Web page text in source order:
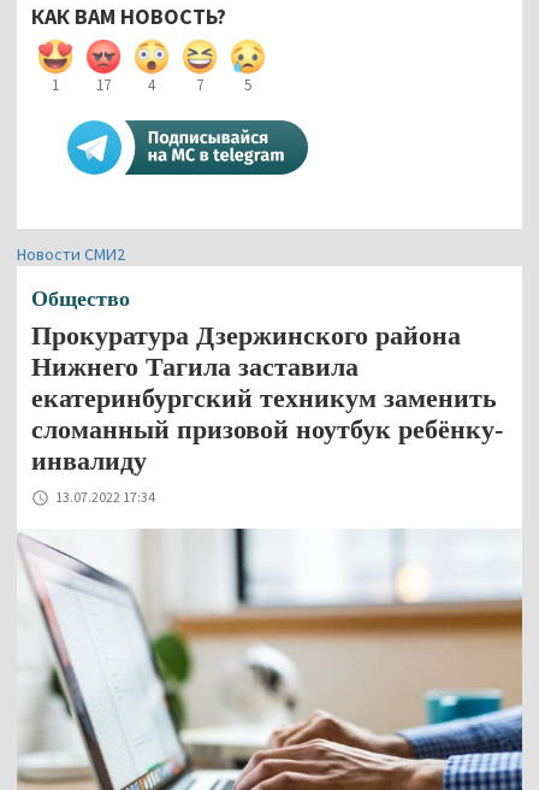
КАК ВАМ НОВОСТЬ?
1 17 4 7 5
Новости СМИ2
Общество
Прокуратура Дзержинского района
Нижнего Тагила заставила
екатеринбургский техникум заменить
сломанный призовой ноутбук ребёнку-
инвалиду
13.07.2022 17:34